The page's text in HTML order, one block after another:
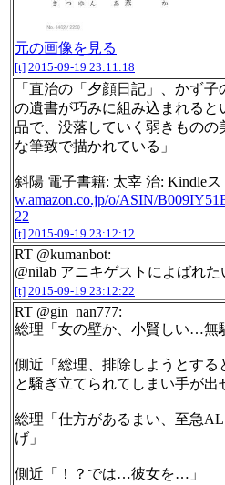
元の画像を見る
[t] 2015-09-19 23:11:18
「直治の「夕顔日記」、かず
の遺書が巧みに組み込まれると
品で、没落していく弱きものの
な筆致で描かれている」
斜陽 電子書籍: 太宰 治: Kindleス
w.amazon.co.jp/o/ASIN/
22
[t] 2015-09-19 23:12:12
RT @kumanbot:
@nilab アニキゲストによばれた
[t] 2015-09-19 23:12:22
RT @gin_nan777:
総理「女の壁か、小賢しい…無
側近「総理、排除しようとする
と騒ぎ立てられてしまい手が出
総理「仕方があるまい、至急
げ」
側近「！？では…彼女を…」